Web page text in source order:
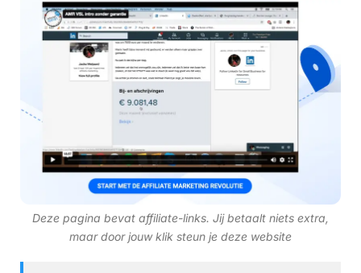
Deze pagina bevat affiliate-links. Jij betaalt niets extra,
maar door jouw klik steun je deze website